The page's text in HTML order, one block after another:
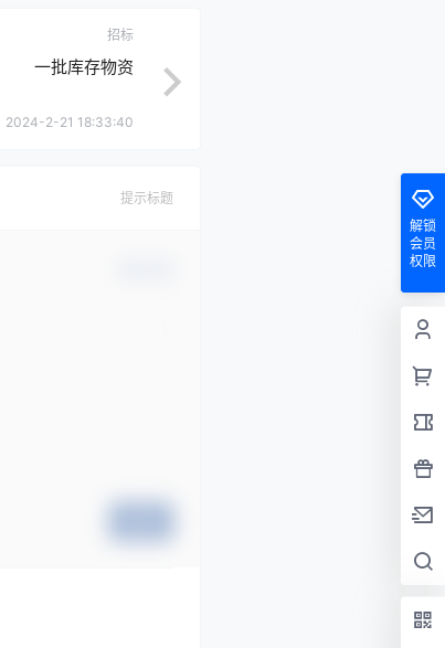
招标
一批库存物资
2024-2-21 18:33:40
提示标题
解锁
会员
权限